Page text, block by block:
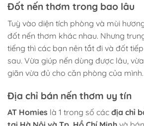
Đốt nến thơm trong bao lâu
Tuỳ vào diện tích phòng và mùi
đốt nến thơm khác nhau. Nhưng
tiếng thì các bạn nên tắt đi và đốt
sau. Vừa giúp nến dùng được lâu,
giãn vừa đủ cho căn phòng của mình.
Địa chỉ bán nến thơm uy tín
AT Homies là 1 trong số các địa chỉ